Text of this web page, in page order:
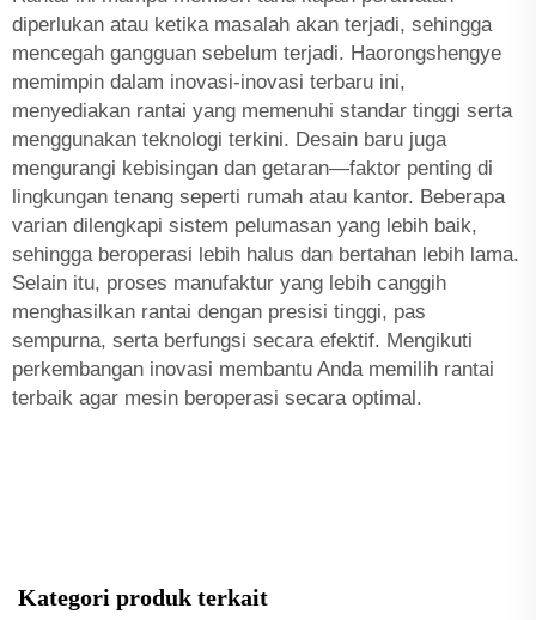
diperlukan atau ketika masalah akan terjadi, sehingga
mencegah gangguan sebelum terjadi. Haorongshengye
memimpin dalam inovasi-inovasi terbaru ini,
menyediakan rantai yang memenuhi standar tinggi serta
menggunakan teknologi terkini. Desain baru juga
mengurangi kebisingan dan getaran—faktor penting di
lingkungan tenang seperti rumah atau kantor. Beberapa
varian dilengkapi sistem pelumasan yang lebih baik,
sehingga beroperasi lebih halus dan bertahan lebih lama.
Selain itu, proses manufaktur yang lebih canggih
menghasilkan rantai dengan presisi tinggi, pas
sempurna, serta berfungsi secara efektif. Mengikuti
perkembangan inovasi membantu Anda memilih rantai
terbaik agar mesin beroperasi secara optimal.
Kategori produk terkait